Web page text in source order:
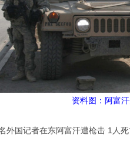
资料图：阿富
外国记者在东阿富汗遭枪击 1人